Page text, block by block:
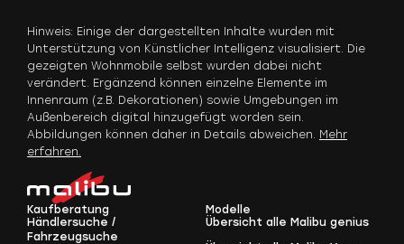
Hinweis: Einige der dargestellten Inhalte wurden mit
Unterstützung von Künstlicher Intelligenz visualisiert. Die
gezeigten Wohnmobile selbst wurden dabei nicht
verändert. Ergänzend können einzelne Elemente im
Innenraum (z.B. Dekorationen) sowie Umgebungen im
Außenbereich digital hinzugefügt worden sein.
Abbildungen können daher in Details abweichen. Mehr
erfahren.
Kaufberatung
Händlersuche /
Fahrzeugsuche
Modelle
Übersicht alle Malibu genius